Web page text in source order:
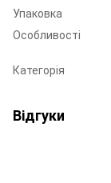
Упаковка
Особливості
Категорія
Відгуки